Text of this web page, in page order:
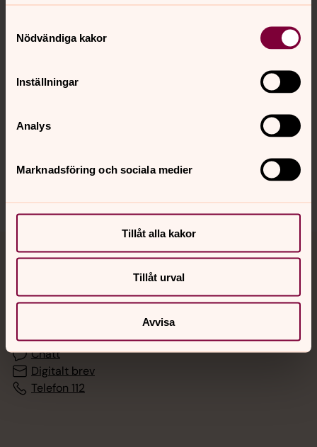
Nödvändiga kakor
Inställningar
Analys
Marknadsföring och sociala medier
Tillåt alla kakor
Tillåt urval
Avvisa
Kalender
Jourhavande präst
Akut samtals- och krisstöd. Prata eller chatta anonymt
Chatt
Digitalt brev
Telefon 112